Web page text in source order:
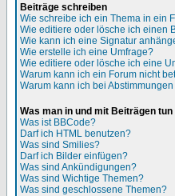
Beiträge schreiben
Wie schreibe ich ein Thema in ein
Wie editiere oder lösche ich einen
Wie kann ich eine Signatur
Wie erstelle ich eine Umfrage?
Wie editiere oder lösche ich eine
Warum kann ich ein Forum nicht
Warum kann ich bei
Was man in und mit Beiträgen tun
Was ist BBCode?
Darf ich HTML benutzen?
Was sind Smilies?
Darf ich Bilder einfügen?
Was sind Ankündigungen?
Was sind Wichtige Themen?
Was sind geschlossene Themen?